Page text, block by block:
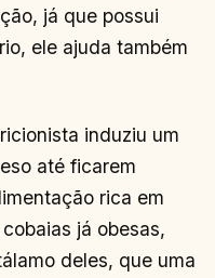
já que possui
ele ajuda também
induziu um
até ficarem
rica em
já obesas,
deles, que uma